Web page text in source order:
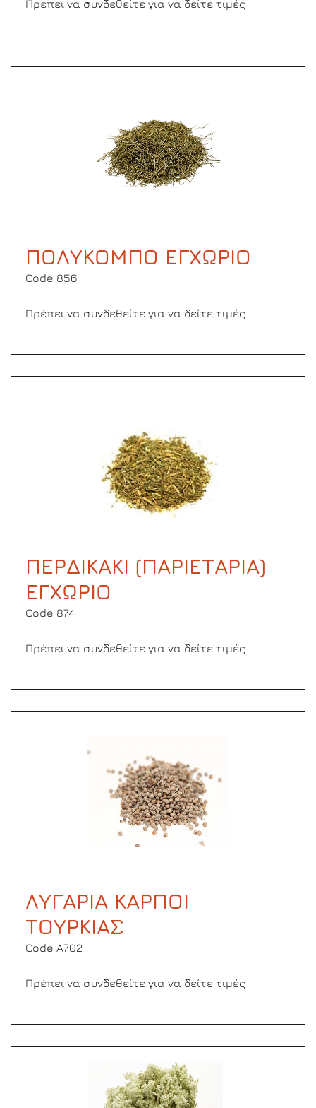
Πρέπει να συνδεθείτε για να δείτε τιμές
ΠΟΛΥΚΟΜΠΟ ΕΓΧΩΡΙΟ
Code 856
Πρέπει να συνδεθείτε για να δείτε τιμές
ΠΕΡΔΙΚΑΚΙ (ΠΑΡΙΕΤΑΡΙΑ)
ΕΓΧΩΡΙΟ
Code 874
Πρέπει να συνδεθείτε για να δείτε τιμές
ΛΥΓΑΡΙΑ ΚΑΡΠΟΙ
ΤΟΥΡΚΙΑΣ
Code Α702
Πρέπει να συνδεθείτε για να δείτε τιμές